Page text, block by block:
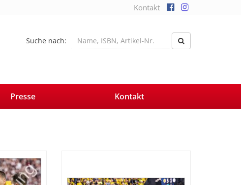
Kontakt
Suche nach:
Presse Kontakt